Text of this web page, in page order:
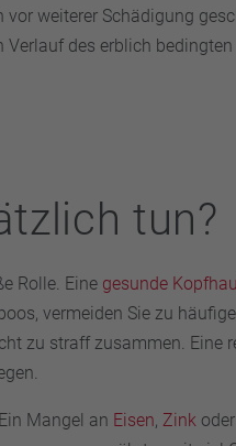
weiterer Schädigung
des erblich bedingten
tun?
Rolle. Eine gesunde
vermeiden Sie zu
zu straff zusammen. Eine
Mangel an Eisen, Zink